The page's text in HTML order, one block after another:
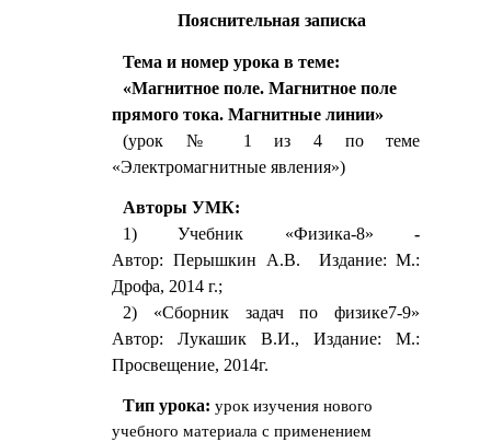
Пояснительная записка
Тема и номер урока в теме:
«Магнитное поле. Магнитное поле
прямого тока. Магнитные линии»
(урок № 1 из 4 по теме
«Электромагнитные явления»)
Авторы УМК:
1) Учебник
«Физика-8» -
Автор: Перышкин А.В. Издание: М.:
Дрофа, 2014 г.;
2) «Сборник задач по физике7-9»
Автор: Лукашик В.И., Издание: М.:
Просвещение, 2014г.
Тип урока: урок изучения нового
учебного материала с применением